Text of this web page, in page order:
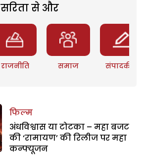
सरिता से और
राजनीति समाज संपादकीय
फिल्म
अंधविश्वास या टोटका – महा बजट
की ‘रामायण’ की रिलीज पर महा
कन्फ्यूजन